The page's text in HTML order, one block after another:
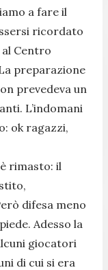
a fare il
ricordato
Centro
preparazione
prevedeva un
L’indomani
ok ragazzi,
rimasto: il
difesa meno
Adesso la
giocatori
di cui si era